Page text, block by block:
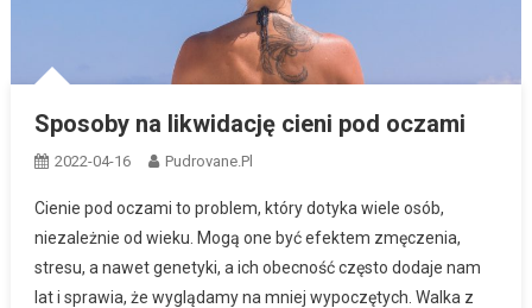
Sposoby na likwidację cieni pod oczami
2022-04-16 Pudrovane.pl
Cienie pod oczami to problem, który dotyka wiele osób,
niezależnie od wieku. Mogą one być efektem zmęczenia,
stresu, a nawet genetyki, a ich obecność często dodaje nam
lat i sprawia, że wyglądamy na mniej wypoczętych. Walka z